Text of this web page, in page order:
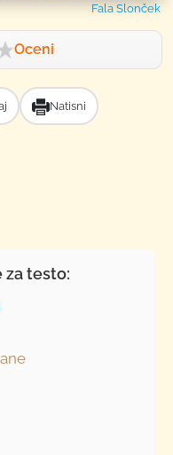
Fala Slonček
Oceni
Natisni
za testo: